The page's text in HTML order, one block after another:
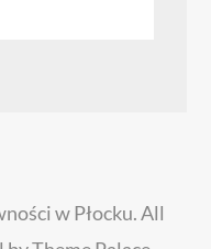
w Płocku. All